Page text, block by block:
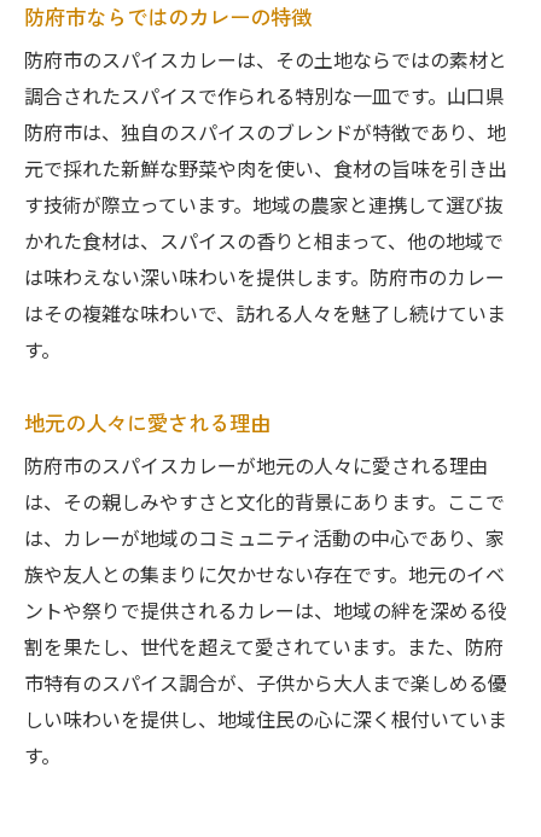
防府市ならではのカレーの特徴
防府市のスパイスカレーは、その土地ならではの素材と
調合されたスパイスで作られる特別な一皿です。山口県
防府市は、独自のスパイスのブレンドが特徴であり、地
元で採れた新鮮な野菜や肉を使い、食材の旨味を引き出
す技術が際立っています。地域の農家と連携して選び抜
かれた食材は、スパイスの香りと相まって、他の地域で
は味わえない深い味わいを提供します。防府市のカレー
はその複雑な味わいで、訪れる人々を魅了し続けていま
す。
地元の人々に愛される理由
防府市のスパイスカレーが地元の人々に愛される理由
は、その親しみやすさと文化的背景にあります。ここで
は、カレーが地域のコミュニティ活動の中心であり、家
族や友人との集まりに欠かせない存在です。地元のイベ
ントや祭りで提供されるカレーは、地域の絆を深める役
割を果たし、世代を超えて愛されています。また、防府
市特有のスパイス調合が、子供から大人まで楽しめる優
しい味わいを提供し、地域住民の心に深く根付いていま
す。